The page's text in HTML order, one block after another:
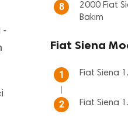
-
8
2000 Fiat
Bakım
Fiat Siena
1 Fiat Siena
2 Fiat Siena